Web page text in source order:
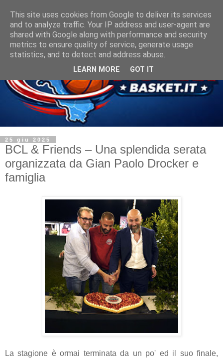
25 giu 2025
BCL & Friends – Una splendida serata
organizzata da Gian Paolo Drocker e
famiglia
La stagione è ormai terminata da un po' ed il suo finale,
This site uses cookies from Google to deliver its services
and to analyze traffic. Your IP address and user-agent are
shared with Google along with performance and security
metrics to ensure quality of service, generate usage
statistics, and to detect and address abuse.
LEARN MORE GOT IT